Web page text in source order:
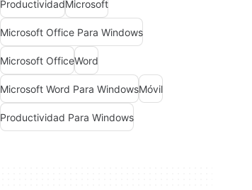
ProductividadMicrosoft
Microsoft Office Para Windows
Microsoft OfficeWord
Microsoft Word Para WindowsMóvil
Productividad Para Windows